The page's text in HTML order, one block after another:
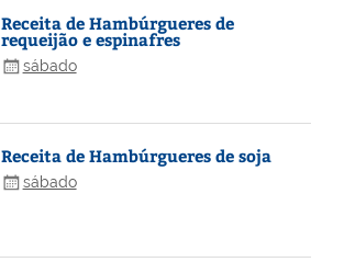
Receita de Hambúrgueres de
requeijão e espinafres
sábado
Receita de Hambúrgueres de soja
sábado